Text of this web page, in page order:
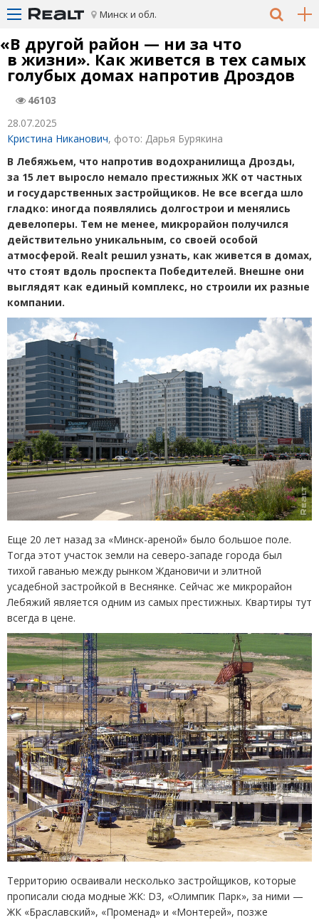
Минск и обл.
«В другой район — ни за что
в жизни». Как живется в тех самых
голубых домах напротив Дроздов
46103
28.07.2025
Кристина Никанович, фото: Дарья Бурякина
В Лебяжьем, что напротив водохранилища Дрозды,
за 15 лет выросло немало престижных ЖК от частных
и государственных застройщиков. Не все всегда шло
гладко: иногда появлялись долгострои и менялись
девелоперы. Тем не менее, микрорайон получился
действительно уникальным, со своей особой
атмосферой. Realt решил узнать, как живется в домах,
что стоят вдоль проспекта Победителей. Внешне они
выглядят как единый комплекс, но строили их разные
компании.
Еще 20 лет назад за «Минск-ареной» было большое поле.
Тогда этот участок земли на северо-западе города был
тихой гаванью между рынком Ждановичи и элитной
усадебной застройкой в Веснянке. Сейчас же микрорайон
Лебяжий является одним из самых престижных. Квартиры тут
всегда в цене.
Территорию осваивали несколько застройщиков, которые
прописали сюда модные ЖК: D3, «Олимпик Парк», за ними —
ЖК «Браславский», «Променад» и «Монтерей», позже